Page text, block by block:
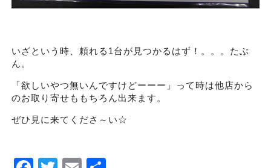
いざという時、頼れる1台が見つかるはず！。。。たぶ
ん。
「欲しいやつ無いんですけどーーー」って時は他店から
のお取り寄せももちろん出来ます。
ぜひ見に来てくださ～い☆